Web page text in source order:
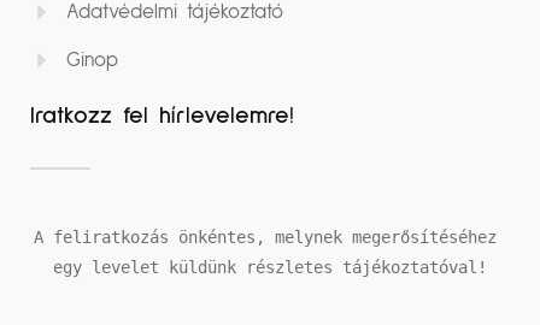
Adatvédelmi tájékoztató
Ginop
Iratkozz fel hírlevelemre!
A feliratkozás önkéntes, melynek megerősítéséhez
egy levelet küldünk részletes tájékoztatóval!